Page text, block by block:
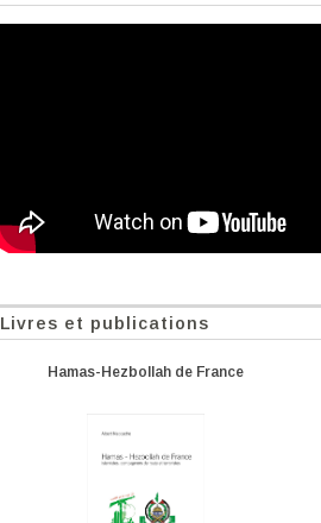
Livres et publications
Hamas-Hezbollah de France